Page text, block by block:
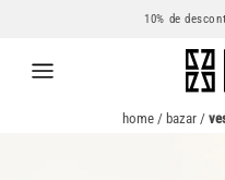
10% de
home / bazar /